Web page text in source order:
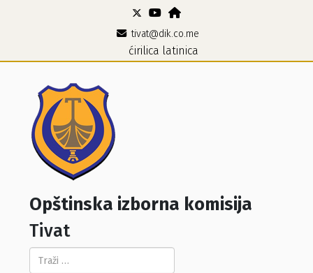
tivat@dik.co.me
ćirilica latinica
Opštinska izborna komisija
Tivat
Pretraga...